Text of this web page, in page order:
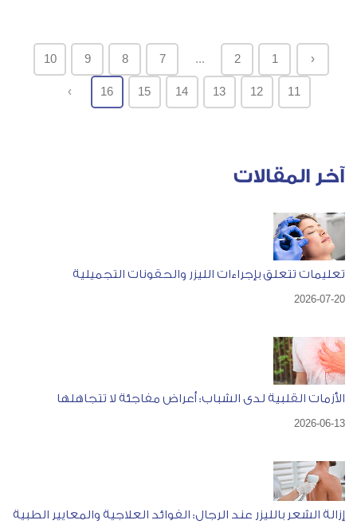
‹
1
2
...
7
8
9
10
11
12
13
14
15
16
›
آخر المقالات
تعليمات تتعلق بإجراءات الليزر والحقونات التجميلية
2026-07-20
الأزمات القلبية لدى الشباب: أعراض مفاجئة لا تتجاهلها
2026-06-13
إزالة الشعر بالليزر عند الرجال: الفوائد العلاجية والمعايير الطبية